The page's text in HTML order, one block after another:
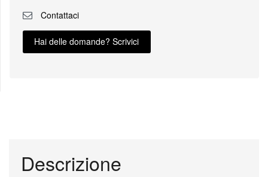
Contattaci
Hai delle domande? Scrivici
Descrizione